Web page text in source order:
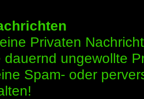
Privaten
dauernd ungewollte
Spam- oder